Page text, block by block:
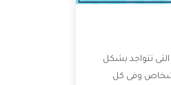
تتواجد بشكل
وفى كل